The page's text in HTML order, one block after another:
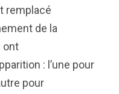
remplacé
de la
ont
: l’une pour
pour